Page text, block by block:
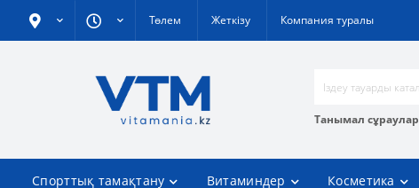
Төлем Жеткізу Компания туралы
Танымал сұраулар
Спорттық тамақтану Витаминдер Косметика